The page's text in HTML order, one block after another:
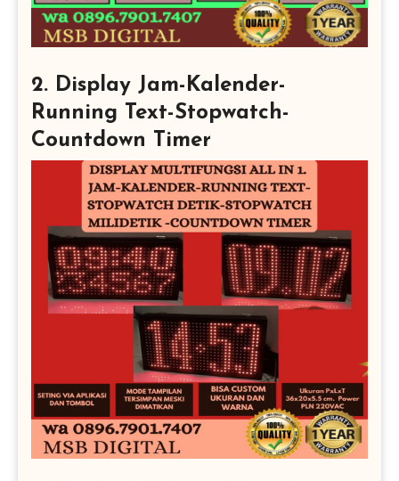
2. Display Jam-Kalender-
Running Text-Stopwatch-
Countdown Timer